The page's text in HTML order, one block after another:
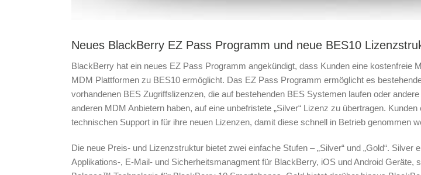
Neues BlackBerry EZ Pass Programm und neue BES10
BlackBerry hat ein neues EZ Pass Programm angekündigt, dass Kunden eine kostenfreie
MDM Plattformen zu BES10 ermöglicht. Das EZ Pass Programm ermöglicht es
vorhandenen BES Zugriffslizenzen, die auf bestehenden BES Systemen laufen oder
anderen MDM Anbietern haben, auf eine unbefristete „Silver“ Lizenz zu übertragen.
technischen Support in für ihre neuen Lizenzen, damit diese schnell in Betrieb genommen
Die neue Preis- und Lizenzstruktur bietet zwei einfache Stufen – „Silver“ und „Gold“. Silver
Applikations-, E-Mail- und Sicherheitsmanagment für BlackBerry, iOS und Android Geräte,